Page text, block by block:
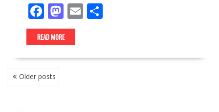
F
ac
e
b
o
o
M
as
to
d
E
l
S
e
READ MORE
POSTS
NAVIGATION
Older posts